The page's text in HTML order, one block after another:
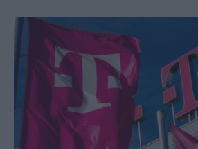
κοινοπραξία των εταιρειών
Company – OTE και Bright
Αντικείμενο του έργου είναι η
ολοκληρωμένου […]